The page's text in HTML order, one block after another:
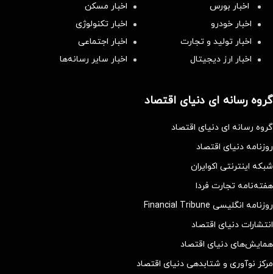
اخبار بورس
اخبار مسکن
اخبار خودرو
اخبار تکنولوژی
اخبار تولید و تجارت
اخبار اجتماعی
اخبار ارز دیجیتال
اخبار سایر رسانه‌‌ها
گروه رسانه ای دنیای اقتصاد
گروه رسانه ای دنیای اقتصاد
روزنامه دنیای اقتصاد
شبکه اینترنتی اکوایران
هفته‌نامه تجارت فردا
روزنامه انگلیسی Financial Tribune
انتشارات دنیای اقتصاد
همایش‌های دنیای اقتصاد
مرکز نوآوری و شتابدهی دنیای اقتصاد